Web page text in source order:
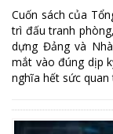
Cuốn sách của
trì đấu tranh
dựng Đảng và
mắt vào đúng dịp
nghĩa hết sức quan